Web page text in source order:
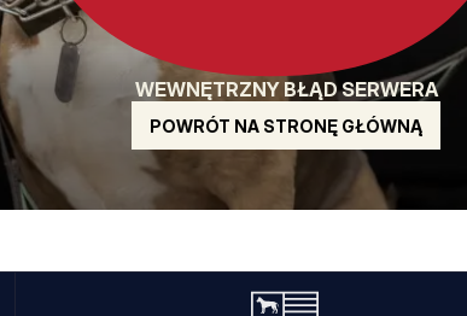
WEWNĘTRZNY BŁĄD SERWERA
POWRÓT NA STRONĘ GŁÓWNĄ